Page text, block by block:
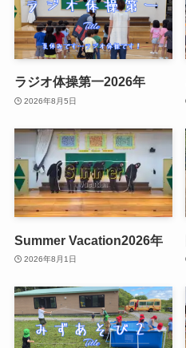
ラジオ体操第一2026年
2026年8月5日
Summer Vacation2026年
2026年8月1日